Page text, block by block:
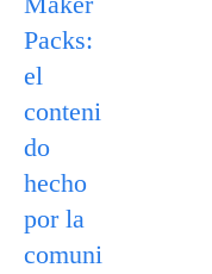
Packs:
el
conteni
do
hecho
por la
comuni